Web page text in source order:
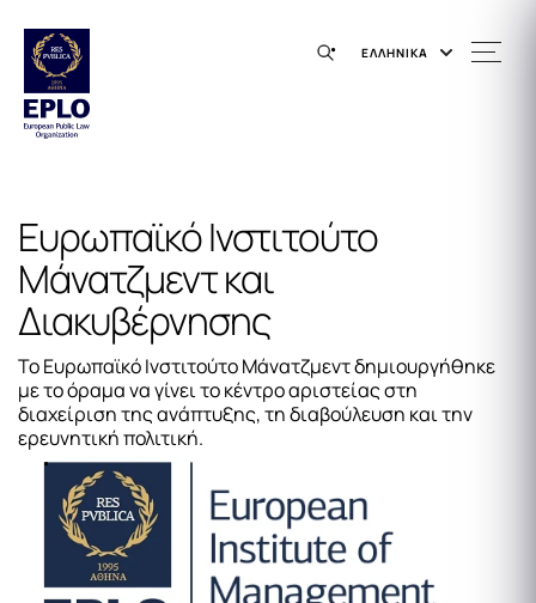
ΕΛΛΗΝΙΚΑ
Ευρωπαϊκό Ινστιτούτο
Μάνατζμεντ και
Διακυβέρνησης
Το Ευρωπαϊκό Ινστιτούτο Μάνατζμεντ δημιουργήθηκε
με το όραμα να γίνει το κέντρο αριστείας στη
διαχείριση της ανάπτυξης, τη διαβούλευση και την
ερευνητική πολιτική.